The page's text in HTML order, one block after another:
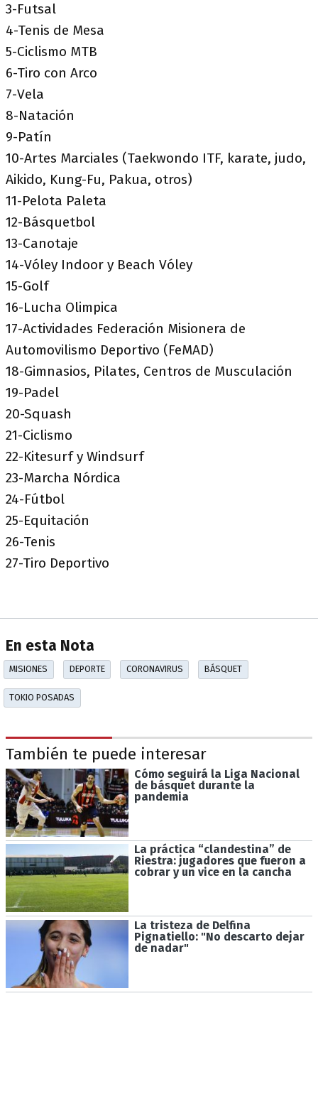
3-Futsal
4-Tenis de Mesa
5-Ciclismo MTB
6-Tiro con Arco
7-Vela
8-Natación
9-Patín
10-Artes Marciales (Taekwondo ITF, karate, judo,
Aikido, Kung-Fu, Pakua, otros)
11-Pelota Paleta
12-Básquetbol
13-Canotaje
14-Vóley Indoor y Beach Vóley
15-Golf
16-Lucha Olimpica
17-Actividades Federación Misionera de
Automovilismo Deportivo (FeMAD)
18-Gimnasios, Pilates, Centros de Musculación
19-Padel
20-Squash
21-Ciclismo
22-Kitesurf y Windsurf
23-Marcha Nórdica
24-Fútbol
25-Equitación
26-Tenis
27-Tiro Deportivo
En esta Nota
MISIONES DEPORTE CORONAVIRUS BÁSQUET
TOKIO POSADAS
También te puede interesar
Cómo seguirá la Liga Nacional
de básquet durante la
pandemia
La práctica “clandestina” de
Riestra: jugadores que fueron a
cobrar y un vice en la cancha
La tristeza de Delfina
Pignatiello: "No descarto dejar
de nadar"